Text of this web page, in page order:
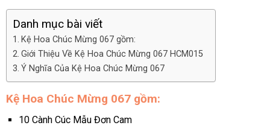
Danh mục bài viết
Kệ Hoa Chúc Mừng 067 gồm:
Giới Thiệu Về Kệ Hoa Chúc Mừng 067 HCM015
Ý Nghĩa Của Kệ Hoa Chúc Mừng 067
Kệ Hoa Chúc Mừng 067 gồm:
10 Cành Cúc Mẫu Đơn Cam